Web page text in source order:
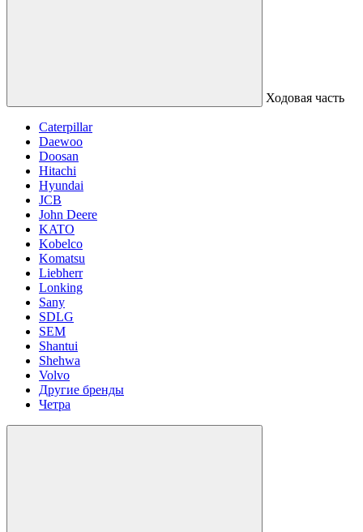
Ходовая часть
Caterpillar
Daewoo
Doosan
Hitachi
Hyundai
JCB
John Deere
KATO
Kobelco
Komatsu
Liebherr
Lonking
Sany
SDLG
SEM
Shantui
Shehwa
Volvo
Другие бренды
Четра